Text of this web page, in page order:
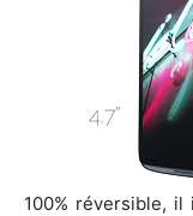
100% réversible,